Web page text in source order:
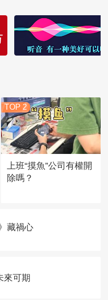
TOP 2
上班“摸魚”公司有權開
除嗎？
藏禍心
來可期